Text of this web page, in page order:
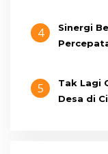
4
Sinergi
5
Tak Lagi
Desa di